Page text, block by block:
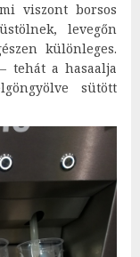
viszont borsos
levegőn
különleges.
tehát a hasaalja
sütött